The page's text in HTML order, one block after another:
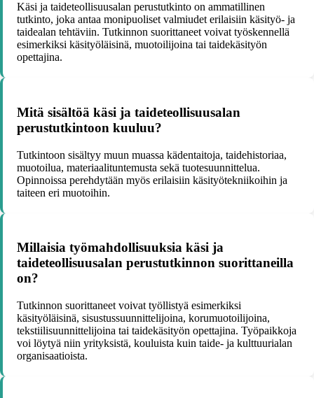
Käsi ja taideteollisuusalan perustutkinto on ammatillinen
tutkinto, joka antaa monipuoliset valmiudet erilaisiin käsityö- ja
taidealan tehtäviin. Tutkinnon suorittaneet voivat työskennellä
esimerkiksi käsityöläisinä, muotoilijoina tai taidekäsityön
opettajina.
Mitä sisältöä käsi ja taideteollisuusalan
perustutkintoon kuuluu?
Tutkintoon sisältyy muun muassa kädentaitoja, taidehistoriaa,
muotoilua, materiaalituntemusta sekä tuotesuunnittelua.
Opinnoissa perehdytään myös erilaisiin käsityötekniikoihin ja
taiteen eri muotoihin.
Millaisia työmahdollisuuksia käsi ja
taideteollisuusalan perustutkinnon suorittaneilla
on?
Tutkinnon suorittaneet voivat työllistyä esimerkiksi
käsityöläisinä, sisustussuunnittelijoina, korumuotoilijoina,
tekstiilisuunnittelijoina tai taidekäsityön opettajina. Työpaikkoja
voi löytyä niin yrityksistä, kouluista kuin taide- ja kulttuurialan
organisaatioista.